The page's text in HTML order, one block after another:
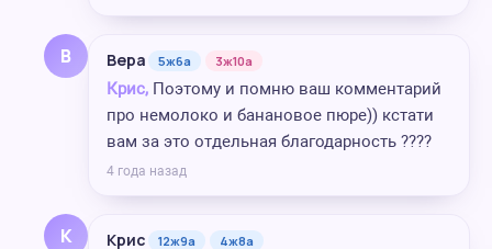
В Вера 5ж6а 3ж10а
Крис, Поэтому и помню ваш комментарий
про немолоко и банановое пюре)) кстати
вам за это отдельная благодарность ????
4 года назад
К Крис 12ж9а 4ж8а